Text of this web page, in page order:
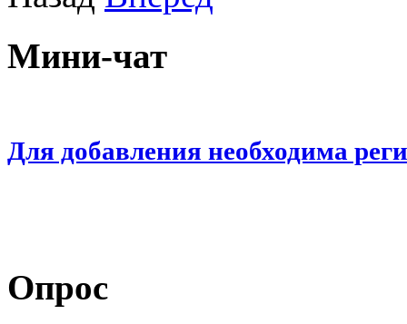
Мини-чат
Для добавления необходима
Опрос